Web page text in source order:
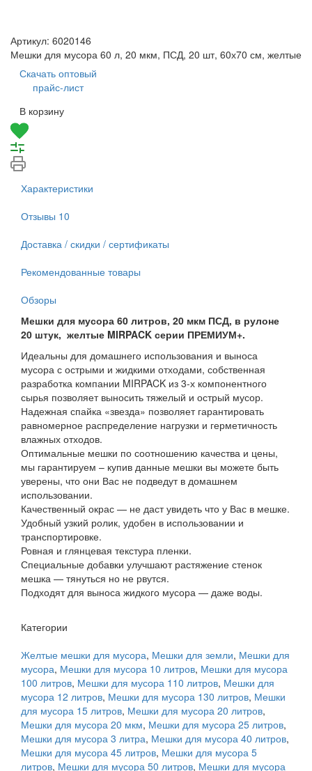
Артикул: 6020146
Мешки для мусора 60 л, 20 мкм, ПСД, 20 шт, 60х70 см, желтые
Скачать оптовый
прайс-лист
В корзину
Характеристики
Отзывы 10
Доставка / скидки / сертификаты
Рекомендованные товары
Обзоры
Мешки для мусора 60 литров, 20 мкм ПСД, в рулоне
20 штук, желтые MIRPACK серии ПРЕМИУМ+.
Идеальны для домашнего использования и выноса
мусора с острыми и жидкими отходами, собственная
разработка компании MIRPACK из 3-х компонентного
сырья позволяет выносить тяжелый и острый мусор.
Надежная спайка «звезда» позволяет гарантировать
равномерное распределение нагрузки и герметичность
влажных отходов.
Оптимальные мешки по соотношению качества и цены,
мы гарантируем – купив данные мешки вы можете быть
уверены, что они Вас не подведут в домашнем
использовании.
Качественный окрас — не даст увидеть что у Вас в мешке.
Удобный узкий ролик, удобен в использовании и
транспортировке.
Ровная и глянцевая текстура пленки.
Специальные добавки улучшают растяжение стенок
мешка — тянуться но не рвутся.
Подходят для выноса жидкого мусора — даже воды.
Категории
Желтые мешки для мусора, Мешки для земли, Мешки для
мусора, Мешки для мусора 10 литров, Мешки для мусора
100 литров, Мешки для мусора 110 литров, Мешки для
мусора 12 литров, Мешки для мусора 130 литров, Мешки
для мусора 15 литров, Мешки для мусора 20 литров,
Мешки для мусора 20 мкм, Мешки для мусора 25 литров,
Мешки для мусора 3 литра, Мешки для мусора 40 литров,
Мешки для мусора 45 литров, Мешки для мусора 5
литров, Мешки для мусора 50 литров, Мешки для мусора